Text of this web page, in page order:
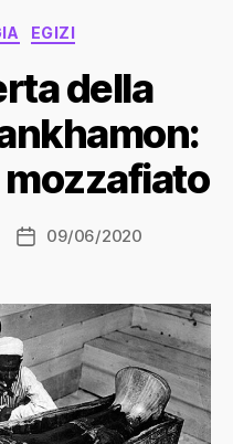
EGIZI
della
mozzafiato
Data09/06/2020